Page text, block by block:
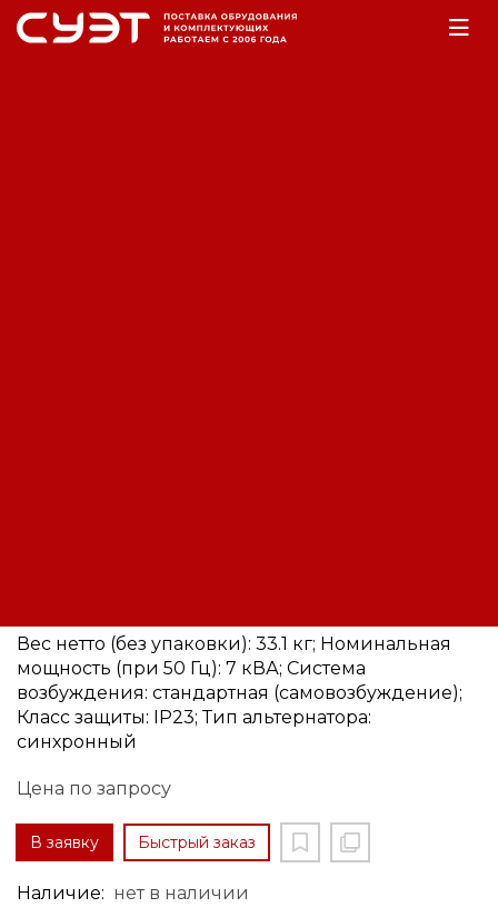
Вес нетто (без упаковки): 33.1 кг; Номинальная
мощность (при 50 Гц): 7 кВА; Система
возбуждения: стандартная (самовозбуждение);
Класс защиты: IP23; Тип альтернатора:
синхронный
Цена по запросу
В заявку Быстрый заказ
Наличие: нет в наличии